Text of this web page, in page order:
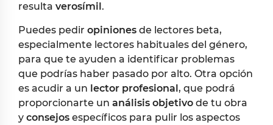
resulta verosímil .
Puedes pedir opiniones de lectores beta,
especialmente lectores habituales del género,
para que te ayuden a identificar problemas
que podrías haber pasado por alto. Otra opción
es acudir a un lector profesional, que podrá
proporcionarte un análisis objetivo de tu obra
y consejos específicos para pulir los aspectos